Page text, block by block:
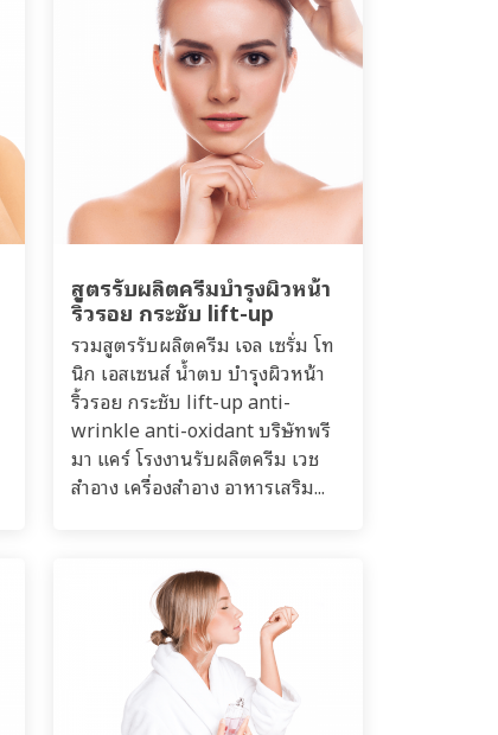
สูตรรับผลิตครีมบำรุงผิวหน้า
ริ้วรอย กระชับ lift-up
รวมสูตรรับผลิตครีม เจล เซรั่ม โท
นิก เอสเซนส์ น้ำตบ บำรุงผิวหน้า
ริ้วรอย กระชับ lift-up anti-
wrinkle anti-oxidant บริษัทพรี
มา แคร์ โรงงานรับผลิตครีม เวช
สำอาง เครื่องสำอาง อาหารเสริม...